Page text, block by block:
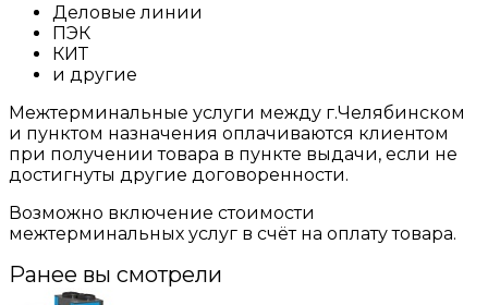
Деловые линии
ПЭК
КИТ
и другие
Межтерминальные услуги между г.Челябинском
и пунктом назначения оплачиваются клиентом
при получении товара в пункте выдачи, если не
достигнуты другие договоренности.
Возможно включение стоимости
межтерминальных услуг в счёт на оплату товара.
Ранее вы смотрели